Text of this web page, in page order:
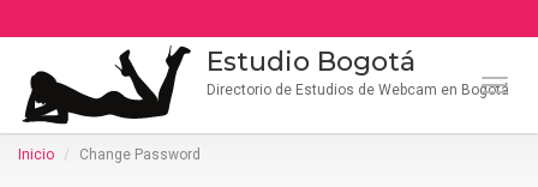
Estudio Bogotá
Directorio de Estudios de Webcam en Bogotá
Inicio Change Password